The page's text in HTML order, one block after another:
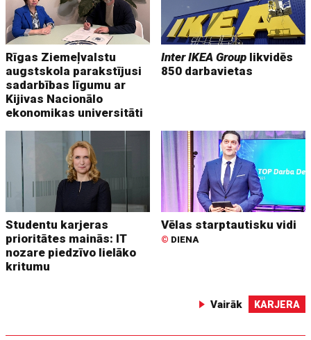
Rīgas Ziemeļvalstu
augstskola parakstījusi
sadarbības līgumu ar
Kijivas Nacionālo
ekonomikas universitāti
Inter IKEA Group likvidēs
850 darbavietas
Studentu karjeras
prioritātes mainās: IT
nozare piedzīvo lielāko
kritumu
Vēlas starptautisku vidi
© DIENA
Vairāk KARJERA